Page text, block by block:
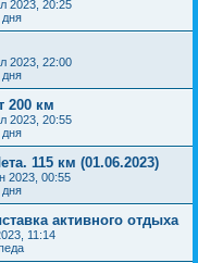
2023, 20:25
2023, 22:00
200 км
2023, 20:55
115 км (01.06.2023)
2023, 00:55
активного отдыха
11:14